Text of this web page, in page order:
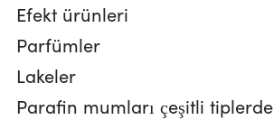
Efekt ürünleri
Parfümler
Lakeler
Parafin mumları çeşitli tiplerde